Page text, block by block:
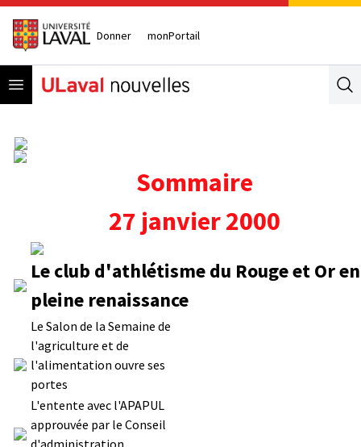
Donner monPortail
Open menu
Sommaire
27 janvier 2000
Le club d'athlétisme du Rouge et Or en
pleine renaissance
Le Salon de la Semaine de
l'agriculture et de
l'alimentation ouvre ses
portes
L'entente avec l'APAPUL
approuvée par le Conseil
d'administration